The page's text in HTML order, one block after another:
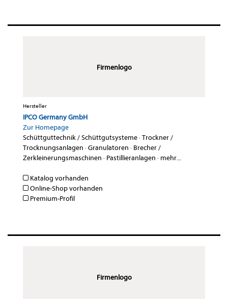
Firmenlogo
Hersteller
IPCO Germany GmbH
Zur Homepage
Schüttguttechnik / Schüttgutsysteme·Trockner /
Trocknungsanlagen ·Granulatoren · Brecher /
Zerkleinerungsmaschinen · Pastillieranlagen · mehr...
Katalog vorhanden
Online-Shop vorhanden
Premium-Profil
Firmenlogo